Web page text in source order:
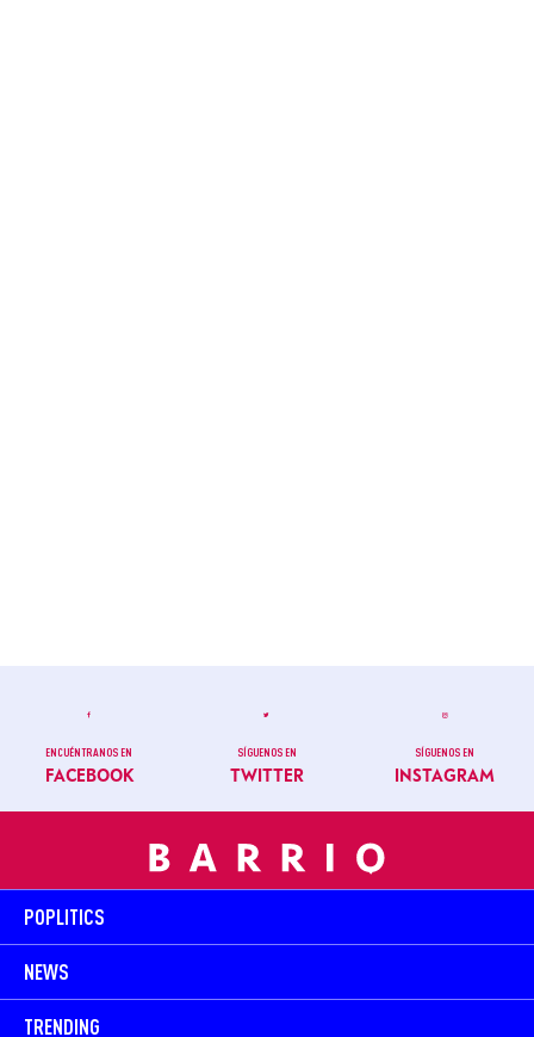
ENCUÉNTRANOS EN
FACEBOOK
SÍGUENOS EN
TWITTER
SÍGUENOS EN
INSTAGRAM
POPLITICS
NEWS
TRENDING